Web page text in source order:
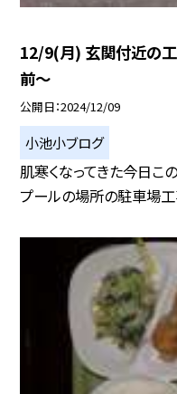
12/9(月) 玄関付近の工
前〜
公開日 2024/12/09
小池小ブログ
肌寒くなってきた今日こ
プールの場所の駐車場